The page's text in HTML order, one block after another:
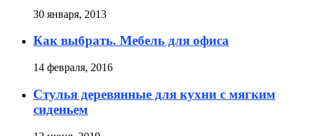
30 января, 2013
Как выбрать. Мебель для офиса
14 февраля, 2016
Стулья деревянные для кухни с мягким
сиденьем